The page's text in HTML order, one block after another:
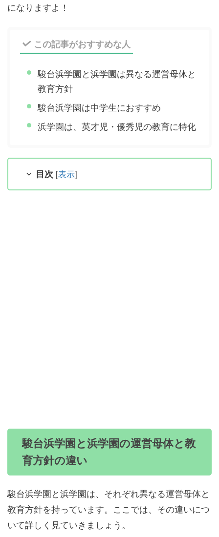
になりますよ！
この記事がおすすめな人
駿台浜学園と浜学園は異なる運営母体と
教育方針
駿台浜学園は中学生におすすめ
浜学園は、英才児・優秀児の教育に特化
目次 [表示]
駿台浜学園と浜学園の運営母体と教
育方針の違い
駿台浜学園と浜学園は、それぞれ異なる運営母体と
教育方針を持っています。ここでは、その違いにつ
いて詳しく見ていきましょう。